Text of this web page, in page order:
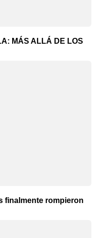
MÁS ALLÁ DE LOS
finalmente rompieron